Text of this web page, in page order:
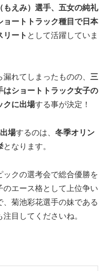
えみ）選手、 五女の純礼
ョートトラック種目で日本
リート として活躍していま
れてしまったものの、 三
ショートトラック女子の
クに出場する事が決定！
場するのは、 冬季オリン
となります。
クの選考会で総合優勝を
エース格として上位争い
菊池彩花選手の妹である
目してくださいね。